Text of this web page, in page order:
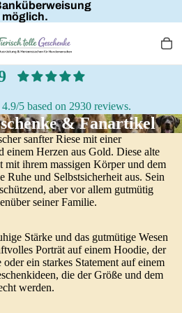
möglich.
5 based on 2930 reviews.
& Fanartikel
sanfter Riese mit einer
einem Herzen aus Gold. Diese alte
mit ihrem massigen Körper und dem
Ruhe und Selbstsicherheit aus. Sein
aber vor allem gutmütig
seiner Familie.
Stärke und das gutmütige Wesen
Porträt auf einem Hoodie, der
ein starkes Statement auf einem
die der Größe und dem
werden.